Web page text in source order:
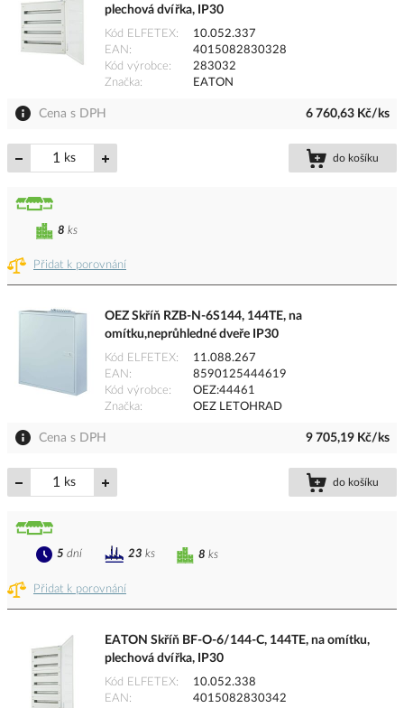
plechová dvířka, IP30
Kód ELFETEX
10.052.337
EAN
4015082830328
Kód výrobce
283032
Značka
EATON
Cena s DPH 6 760,63 Kč/ks
ks do košíku
Přidat k porovnání
8 ks
OEZ Skříň RZB-N-6S144, 144TE, na
omítku,neprůhledné dveře IP30
Kód ELFETEX
11.088.267
EAN
8590125444619
Kód výrobce
OEZ:44461
Značka
OEZ LETOHRAD
Cena s DPH 9 705,19 Kč/ks
ks do košíku
Přidat k porovnání
8 ks
5 dní 23 ks
EATON Skříň BF-O-6/144-C, 144TE, na omítku,
plechová dvířka, IP30
Kód ELFETEX
10.052.338
EAN
4015082830342